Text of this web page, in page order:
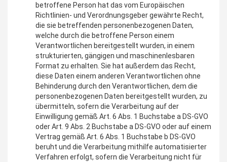
betroffene Person hat das vom Europäischen
Richtlinien- und Verordnungsgeber gewährte Recht,
die sie betreffenden personenbezogenen Daten,
welche durch die betroffene Person einem
Verantwortlichen bereitgestellt wurden, in einem
strukturierten, gängigen und maschinenlesbaren
Format zu erhalten. Sie hat außerdem das Recht,
diese Daten einem anderen Verantwortlichen ohne
Behinderung durch den Verantwortlichen, dem die
personenbezogenen Daten bereitgestellt wurden, zu
übermitteln, sofern die Verarbeitung auf der
Einwilligung gemäß Art. 6 Abs. 1 Buchstabe a DS-GVO
oder Art. 9 Abs. 2 Buchstabe a DS-GVO oder auf einem
Vertrag gemäß Art. 6 Abs. 1 Buchstabe b DS-GVO
beruht und die Verarbeitung mithilfe automatisierter
Verfahren erfolgt, sofern die Verarbeitung nicht für